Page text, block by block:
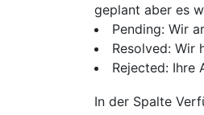
geplant aber es
Pending: Wir
Resolved: Wir
Rejected: Ihre
In der Spalte